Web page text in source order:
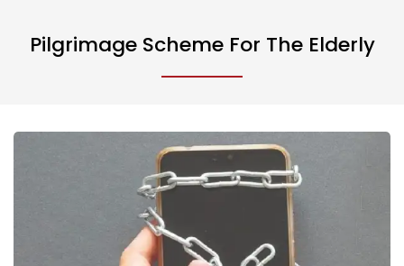
Pilgrimage Scheme For The Elderly